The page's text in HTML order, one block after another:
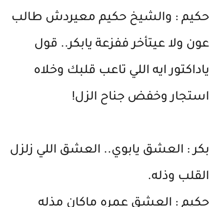
حكيم : والشيخ حكيم معيردش طالب
عون ولا عيتأخر ففزعة يابكر.. قول
ياداكتور ايه اللي تاعب قلبك وخلاه
استجار وخفض جناح الزل!
بكر : العشق يابوي.. العشق اللي زلزل
القلب وذله.
حكيم : العشق عمره ماكان مذله